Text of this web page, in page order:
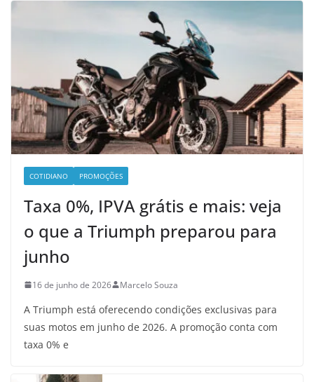
COTIDIANO PROMOÇÕES
Taxa 0%, IPVA grátis e mais: veja
o que a Triumph preparou para
junho
16 de junho de 2026 Marcelo Souza
A Triumph está oferecendo condições exclusivas para
suas motos em junho de 2026. A promoção conta com
taxa 0% e